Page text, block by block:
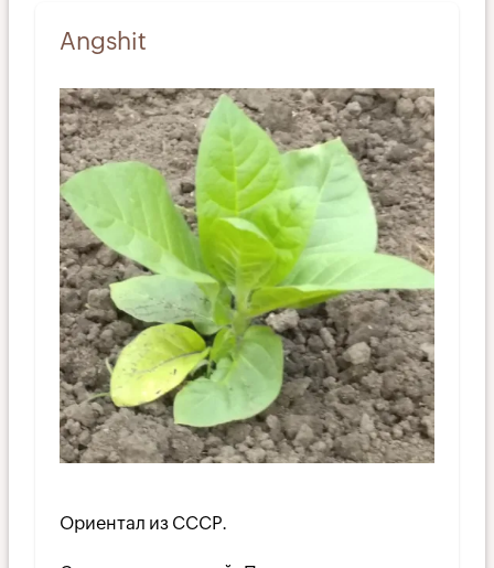
Angshit
Ориентал из СССР.